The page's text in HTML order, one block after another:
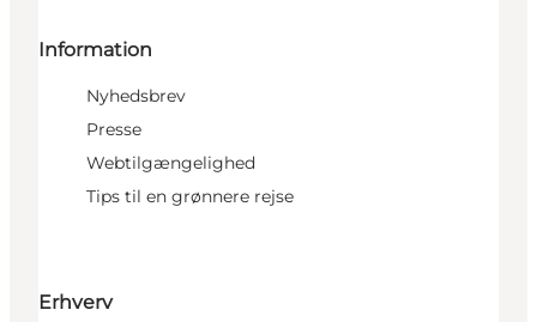
Information
Nyhedsbrev
Presse
Webtilgængelighed
Tips til en grønnere rejse
Erhverv